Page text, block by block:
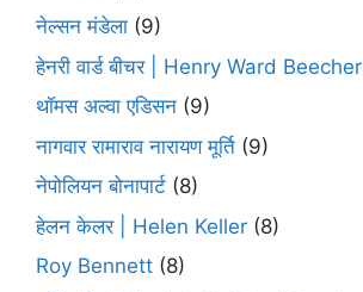
नेल्सन मंडेला (9)
हेनरी वार्ड बीचर | Henry Ward Beecher
थॉमस अल्वा एडिसन (9)
नागवार रामाराव नारायण मूर्ति (9)
नेपोलियन बोनापार्ट (8)
हेलन केलर | Helen Keller (8)
Roy Bennett (8)